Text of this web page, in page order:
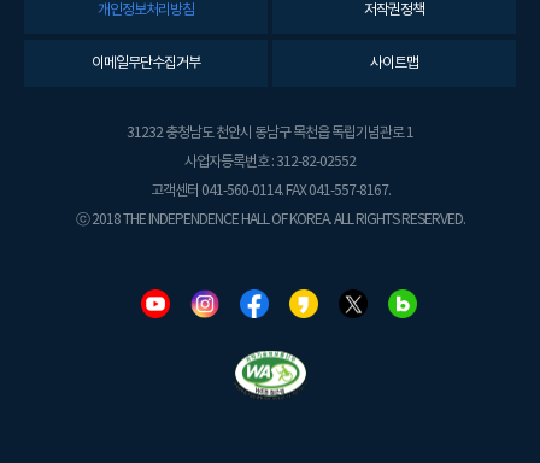
개인정보처리방침 저작권정책
이메일무단수집거부 사이트맵
31232 충청남도 천안시 동남구 목천읍 독립기념관로 1
사업자등록번호 : 312-82-02552
고객센터 041-560-0114. FAX 041-557-8167.
ⓒ 2018 THE INDEPENDENCE HALL OF KOREA. ALL RIGHTS RESERVED.